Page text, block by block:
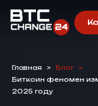
Главная > Блог
>
Биткоин феномен
2025 году